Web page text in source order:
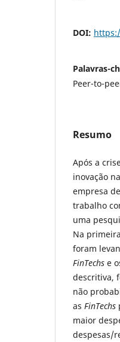
DOI:
Palavras-
Peer-to-
Resumo
Após a
inovação
empresa
trabalho
uma
Na
foram
FinTechs e
descritiva,
não
as FinTechs
maior
despesas/